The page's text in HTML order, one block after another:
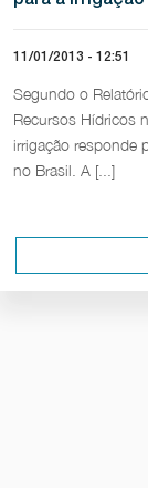
11/01/2013 - 12:51
Segundo o
Recursos Hídricos
irrigação responde
no Brasil. A [...]